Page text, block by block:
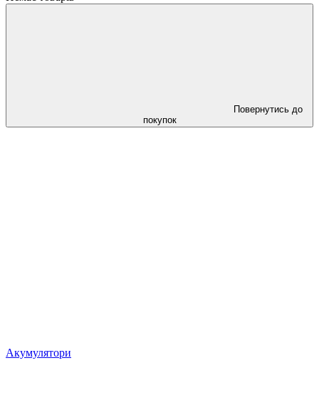
Повернутись до
покупок
Акумулятори